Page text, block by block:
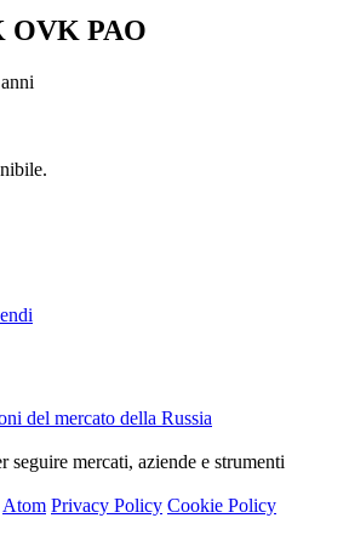
OVK PAO
del mercato della Russia
seguire mercati, aziende e strumenti
Atom Privacy Policy Cookie Policy